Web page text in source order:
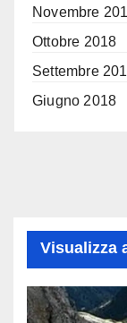
Novembre
Ottobre 2018
Settembre
Giugno 2018
Visualizza